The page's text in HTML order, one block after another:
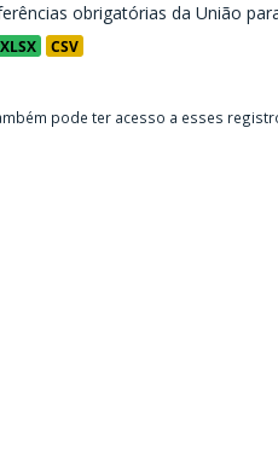
obrigatórias da União
XLSX CSV
pode ter acesso a esses